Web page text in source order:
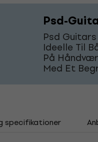
Psd-
Psd
Ideelle Til
På
Med Et
specifikationer